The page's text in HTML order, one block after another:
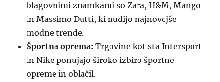
blagovnimi znamkami so Zara, H&M, Mango
in Massimo Dutti, ki nudijo najnovejše
modne trende.
Športna oprema: Trgovine kot sta Intersport
in Nike ponujajo široko izbiro športne
opreme in oblačil.